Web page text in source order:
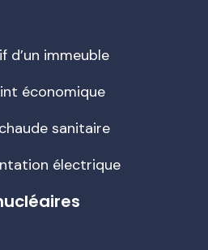
d’un immeuble
économique
sanitaire
électrique